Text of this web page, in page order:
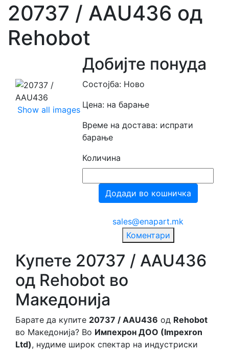
20737 / AAU436 од
Rehobot
Show all images
Добијте понуда
Состојба: Ново
Цена: на барање
Време на достава: испрати
барање
Количина
Додади во кошничка
sales@enapart.mk
Коментари
Купете 20737 / AAU436
од Rehobot во
Македонија
Барате да купите 20737 / AAU436 од Rehobot
во Македонија? Во Импехрон ДОО (Impexron
Ltd), нудиме широк спектар на индустриски